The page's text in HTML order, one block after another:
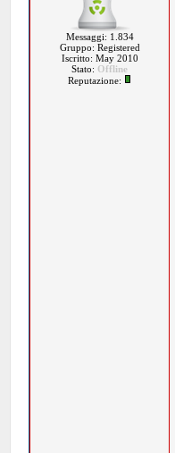
Messaggi: 1.834
Gruppo: Registered
Iscritto: May 2010
Stato: Offline
Reputazione: